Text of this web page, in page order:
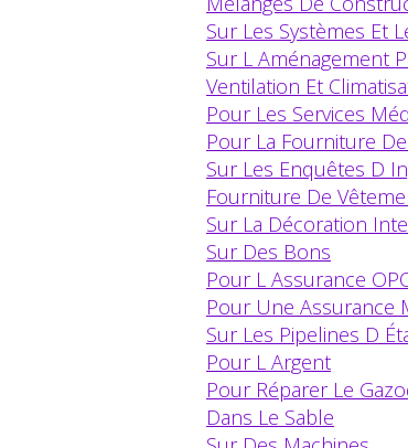
Sur Les Systèmes Et
Sur L Aménagement
Ventilation Et
Pour Les Services
Pour La Fourniture
Sur Les Enquêtes D
Fourniture De
Sur La Décoration
Sur Des Bons
Pour L Assurance
Pour Une Assurance
Sur Les Pipelines D
Pour L Argent
Pour Réparer Le
Dans Le Sable